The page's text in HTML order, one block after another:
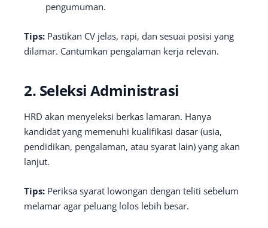
pengumuman.
Tips: Pastikan CV jelas, rapi, dan sesuai posisi yang
dilamar. Cantumkan pengalaman kerja relevan.
2. Seleksi Administrasi
HRD akan menyeleksi berkas lamaran. Hanya
kandidat yang memenuhi kualifikasi dasar (usia,
pendidikan, pengalaman, atau syarat lain) yang akan
lanjut.
Tips: Periksa syarat lowongan dengan teliti sebelum
melamar agar peluang lolos lebih besar.